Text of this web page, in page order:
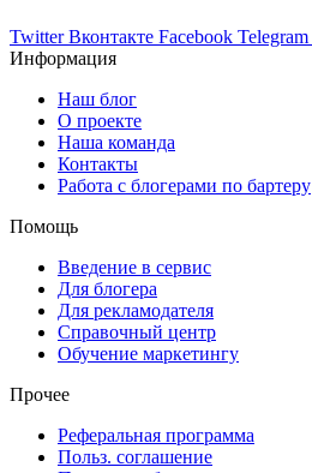
TwitterВконтакте Facebook Telegram
Информация
Наш блог
О проекте
Наша команда
Контакты
Работа с блогерами по бартеру
Помощь
Введение в сервис
Для блогера
Для рекламодателя
Справочный центр
Обучение маркетингу
Прочее
Реферальная программа
Польз. соглашение